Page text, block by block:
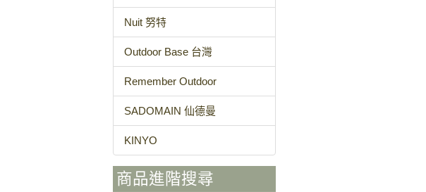
Nuit 努特
Outdoor Base 台灣
Remember Outdoor
SADOMAIN 仙德曼
KINYO
商品進階搜尋